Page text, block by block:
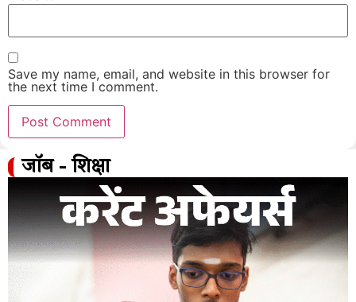
Save my name, email, and website in this browser for
the next time I comment.
जॉब - शिक्षा